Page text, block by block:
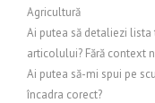
Agricultură
Ai putea să detaliezi
articolului? Fără context
Ai putea să-mi spui pe
încadra corect?